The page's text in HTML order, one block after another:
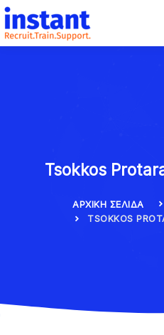
Tsokkos
ΑΡΧΙΚΉ ΣΕΛΊΔΑ
TSOKKOS